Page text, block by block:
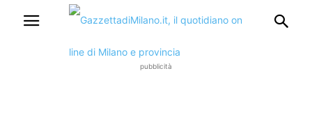
pubblicità